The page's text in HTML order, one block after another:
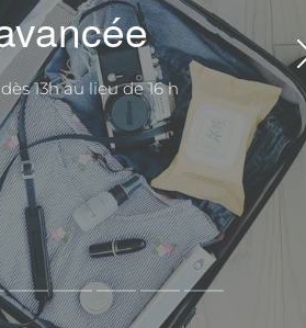
13h au lieu de 16 h